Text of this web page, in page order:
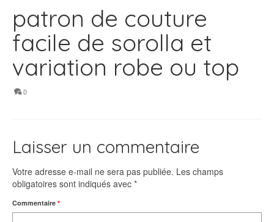
patron de couture
facile de sorolla et
variation robe ou top
0
Laisser un commentaire
Votre adresse e-mail ne sera pas publiée. Les champs
obligatoires sont indiqués avec *
Commentaire *